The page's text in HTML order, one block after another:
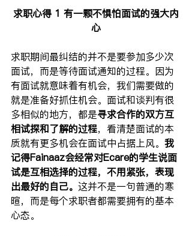
求职心得 1 有一颗不惧怕面试的强大内
心
求职期间最纠结的并不是要参加多少次
面试，而是等待面试通知的过程。因为
有面试就意味着有机会，我们需要做的
就是准备好抓住机会。面试和谈判有很
多相似的地方，都是寻求合作的双方互
相试探和了解的过程，看清楚面试的本
质就有更多机会在面试中占据上风。 我
记得Fainaaz会经常对Ecare的学生说面
试是互相选择的过程，不用紧张，表现
出最好的自己。 这并不是一句普通的寒
暄，而是每个求职者都需要拥有的基本
心态。